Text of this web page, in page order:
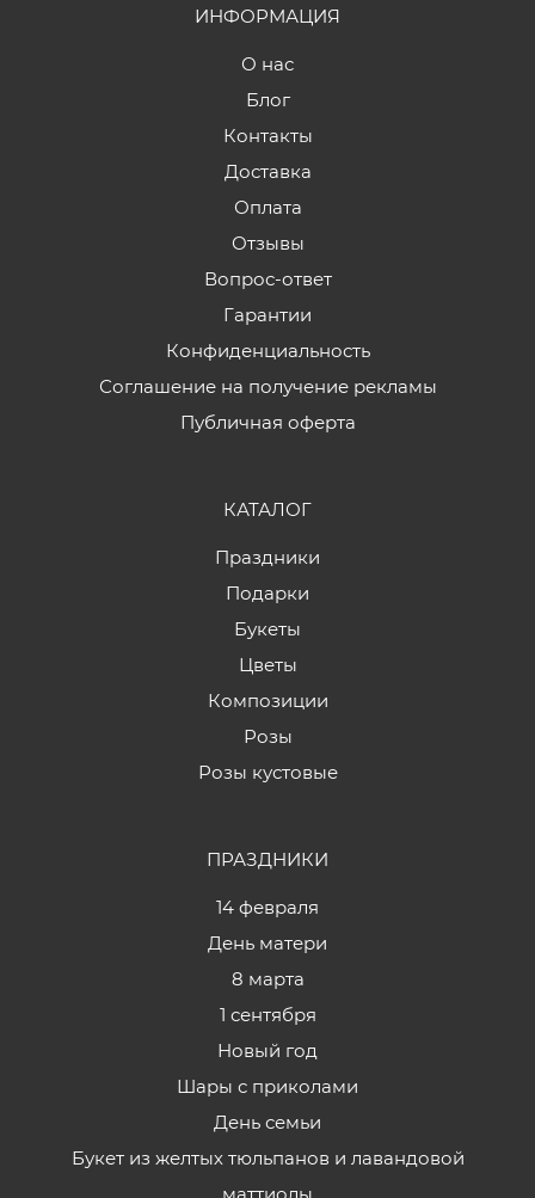
ИНФОРМАЦИЯ
О нас
Блог
Контакты
Доставка
Оплата
Отзывы
Вопрос-ответ
Гарантии
Конфиденциальность
Соглашение на получение рекламы
Публичная оферта
КАТАЛОГ
Праздники
Подарки
Букеты
Цветы
Композиции
Розы
Розы кустовые
ПРАЗДНИКИ
14 февраля
День матери
8 марта
1 сентября
Новый год
Шары с приколами
День семьи
Букет из желтых тюльпанов и лавандовой